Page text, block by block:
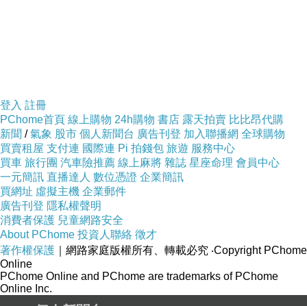
登入 註冊
PChome首頁 線上購物 24h購物 書店 露天拍賣 比比昂代購
新聞 /氣象 股市 個人新聞台 廣告刊登 加入聯播網 全球購物
買賣租屋 支付連 國際連 Pi 拍錢包 旅遊 服務中心
買車 旅行團 汽車險推薦 線上麻將 雜誌 星座命理 會員中心
一元簡訊 直播達人 數位憑證 企業簡訊
買網址 虛擬主機 企業郵件
廣告刊登 隱私權聲明
消費者保護 兒童網路安全
About PChome 投資人聯絡 徵才
著作權保護 ｜網路家庭版權所有、轉載必究 ‧Copyright PChome
Online
PChome Online and PChome are trademarks of PChome
Online Inc.